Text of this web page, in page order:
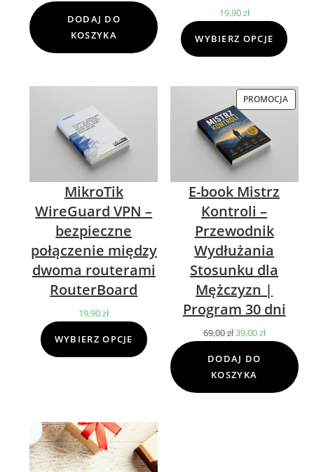
DODAJ DO
KOSZYKA
19,90zł
WYBIERZ OPCJE
MikroTik
WireGuard VPN –
bezpieczne
połączenie między
dwoma routerami
RouterBoard
19,90zł
WYBIERZ OPCJE
PROMOCJA
E-book Mistrz
Kontroli –
Przewodnik
Wydłużania
Stosunku dla
Mężczyzn |
Program 30 dni
69,00złPierwotna
wynosiła:
39,00złAktualna
cena
wynosi:
39,00 zł.
DODAJ DO
KOSZYKA